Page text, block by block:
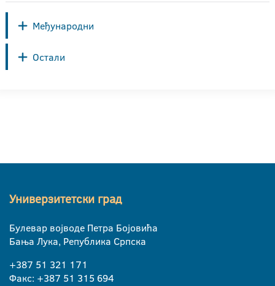
Међународни
Остали
Универзитетски град
Булевар војводе Петра Бојовића
Бања Лука, Република Српска
+387 51 321 171
Факс: +387 51 315 694